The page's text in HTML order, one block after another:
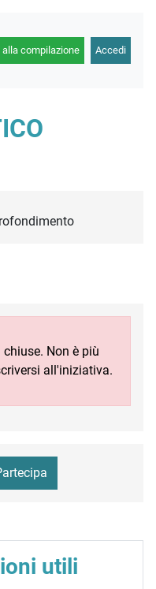
alla compilazione Accedi
Non è più
all'iniziativa.
utili